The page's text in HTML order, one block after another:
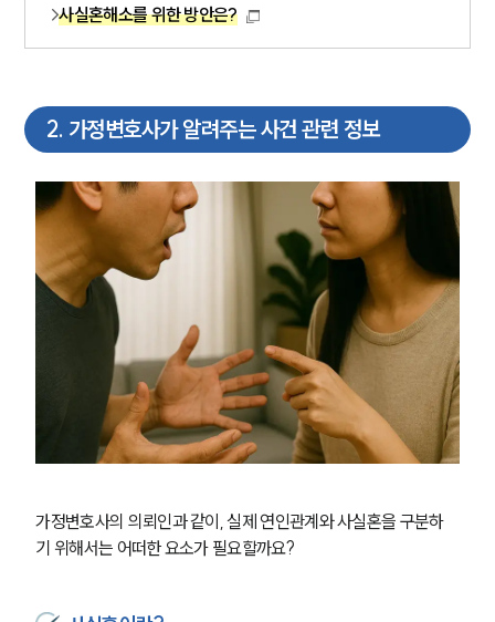
사실혼해소를 위한 방안은?
2. 가정변호사가 알려주는 사건 관련 정보
가정변호사의 의뢰인과 같이, 실제 연인관계와 사실혼을 구분하
기 위해서는 어떠한 요소가 필요할까요?